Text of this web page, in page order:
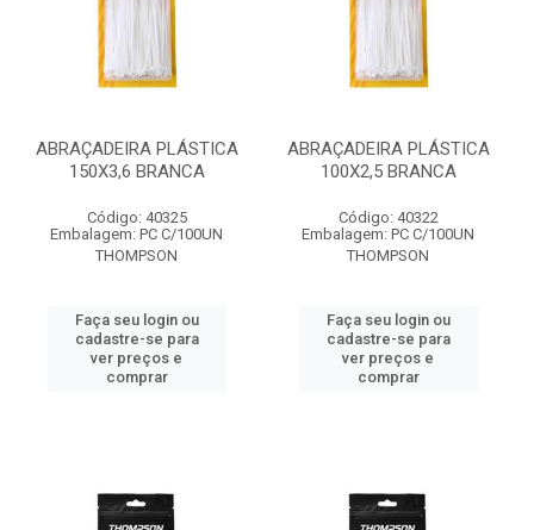
ABRAÇADEIRA PLÁSTICA
150X3,6 BRANCA
Código: 40325
Embalagem: PC C/100UN
THOMPSON
Faça seu login ou
cadastre-se para
ver preços e
comprar
ABRAÇADEIRA PLÁSTICA
100X2,5 BRANCA
Código: 40322
Embalagem: PC C/100UN
THOMPSON
Faça seu login ou
cadastre-se para
ver preços e
comprar